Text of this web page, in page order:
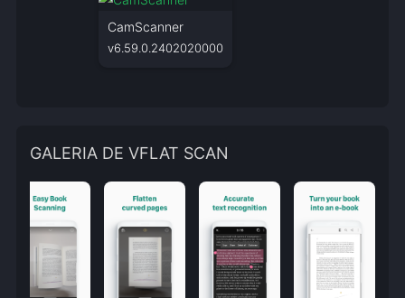
CamScanner
v6.59.0.2402020000
GALERIA DE VFLAT SCAN